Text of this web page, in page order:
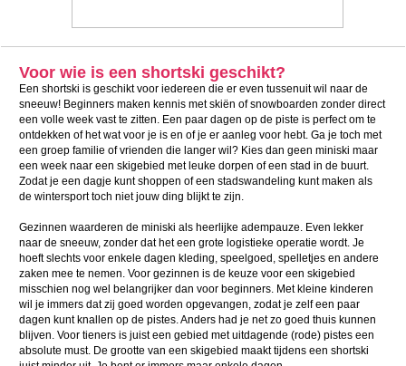
Voor wie is een shortski geschikt?
Een shortski is geschikt voor iedereen die er even tussenuit wil naar de
sneeuw! Beginners maken kennis met skiën of snowboarden zonder direct
een volle week vast te zitten. Een paar dagen op de piste is perfect om te
ontdekken of het wat voor je is en of je er aanleg voor hebt. Ga je toch met
een groep familie of vrienden die langer wil? Kies dan geen miniski maar
een week naar een skigebied met leuke dorpen of een stad in de buurt.
Zodat je een dagje kunt shoppen of een stadswandeling kunt maken als
de wintersport toch niet jouw ding blijkt te zijn.
Gezinnen waarderen de miniski als heerlijke adempauze. Even lekker
naar de sneeuw, zonder dat het een grote logistieke operatie wordt. Je
hoeft slechts voor enkele dagen kleding, speelgoed, spelletjes en andere
zaken mee te nemen. Voor gezinnen is de keuze voor een skigebied
misschien nog wel belangrijker dan voor beginners. Met kleine kinderen
wil je immers dat zij goed worden opgevangen, zodat je zelf een paar
dagen kunt knallen op de pistes. Anders had je net zo goed thuis kunnen
blijven. Voor tieners is juist een gebied met uitdagende (rode) pistes een
absolute must. De grootte van een skigebied maakt tijdens een shortski